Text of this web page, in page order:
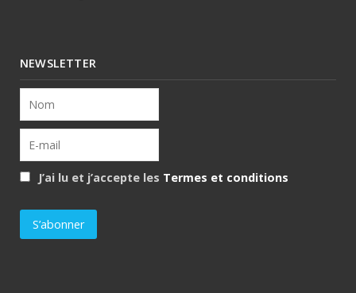
NEWSLETTER
J’ai lu et j’accepte les Termes et conditions